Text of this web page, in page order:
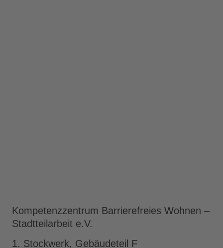
Kompetenzzentrum Barrierefreies Wohnen –
Stadtteilarbeit e.V.
1. Stockwerk, Gebäudeteil F